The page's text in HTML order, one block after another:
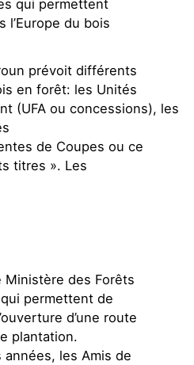
qui permettent
l’Europe du bois
prévoit différents
en forêt: les Unités
(UFA ou concessions), les
de Coupes ou ce
titres ». Les
Ministère des Forêts
permettent de
d’une route
plantation.
les Amis de